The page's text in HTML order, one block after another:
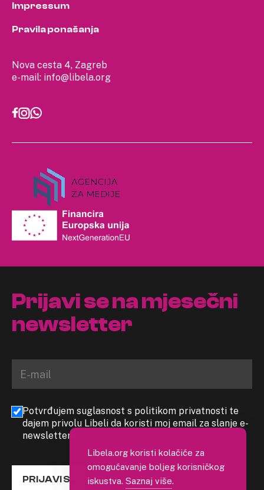
Nova cesta 4, Zagreb
e-mail: info@libela.org
Impressum
Pravila ponašanja
Prijavi se na mjesečni
newsletter
Potvrđujem suglasnost s politikom privatnosti te
dajem privolu Libeli da koristi moj email za slanje e-
newslettera
PRIJAVI SE
Libela.org koristi kolačiće za
omogućavanje boljeg korisničkog
iskustva. Saznaj više.